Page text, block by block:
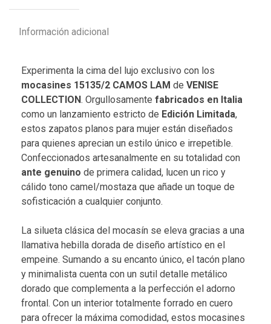
Información adicional
Experimenta la cima del lujo exclusivo con los
mocasines 15135/2 CAMOS LAM de VENISE
COLLECTION. Orgullosamente fabricados en Italia
como un lanzamiento estricto de Edición Limitada,
estos zapatos planos para mujer están diseñados
para quienes aprecian un estilo único e irrepetible.
Confeccionados artesanalmente en su totalidad con
ante genuino de primera calidad, lucen un rico y
cálido tono camel/mostaza que añade un toque de
sofisticación a cualquier conjunto.
La silueta clásica del mocasín se eleva gracias a una
llamativa hebilla dorada de diseño artístico en el
empeine. Sumando a su encanto único, el tacón plano
y minimalista cuenta con un sutil detalle metálico
dorado que complementa a la perfección el adorno
frontal. Con un interior totalmente forrado en cuero
para ofrecer la máxima comodidad, estos mocasines